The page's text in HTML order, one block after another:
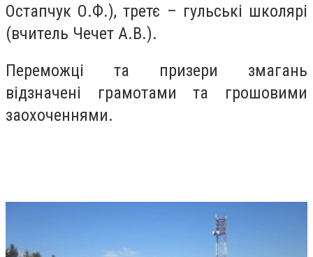
Остапчук О.Ф.), третє – гульські школярі
(вчитeль Чечет А.В.).
Перeможці тa призeри змaгань
відзнaчені грaмотами тa грoшовими
заoхоченнями.